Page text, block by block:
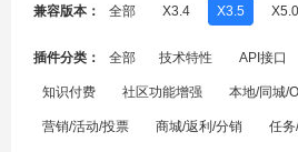
兼容版本： 全部 X3.4 X3.5 X5.0
插件分类： 全部 技术特性 API接口
知识付费 社区功能增强 本地/同城/
营销/活动/投票 商城/返利/分销 任